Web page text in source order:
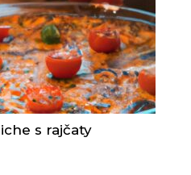
s rajčaty